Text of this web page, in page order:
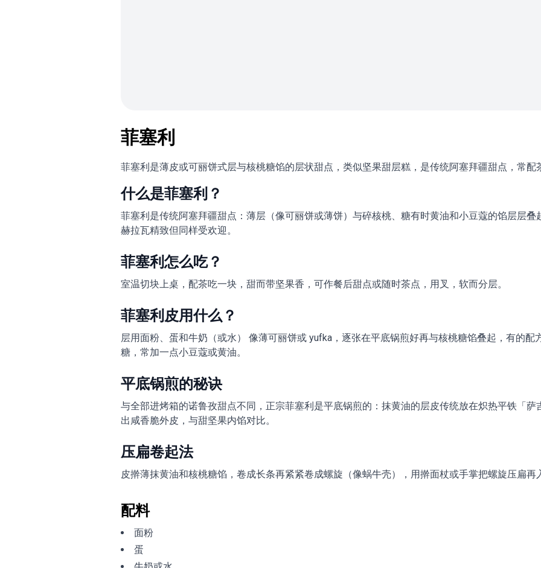
菲塞利
菲塞利是薄皮或可丽饼式层与核桃糖馅的层状甜点，类似坚果甜层糕，是传统阿塞拜疆甜点，常配
什么是菲塞利？
菲塞利是传统阿塞拜疆甜点：薄层（像可丽饼或薄饼）与碎核桃、糖有时黄油和小豆蔻的馅层层
赫拉瓦精致但同样受欢迎。
菲塞利怎么吃？
室温切块上桌，配茶吃一块，甜而带坚果香，可作餐后甜点或随时茶点，用叉，软而分层。
菲塞利皮用什么？
层用面粉、蛋和牛奶（或水） 像薄可丽饼或 yufka，逐张在平底锅煎好再与核桃糖馅叠起，有的配
糖，常加一点小豆蔻或黄油。
平底锅煎的秘诀
与全部进烤箱的诺鲁孜甜点不同，正宗菲塞利是平底锅煎的：抹黄油的层皮传统放在炽热平铁「
出咸香脆外皮，与甜坚果内馅对比。
压扁卷起法
皮擀薄抹黄油和核桃糖馅，卷成长条再紧紧卷成螺旋（像蜗牛壳），用擀面杖或手掌把螺旋压扁再
配料
面粉
蛋